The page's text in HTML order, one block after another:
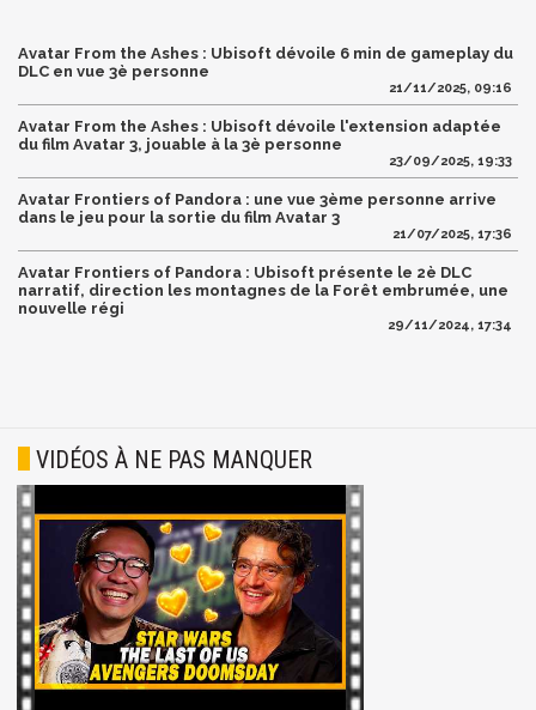
Avatar From the Ashes : Ubisoft dévoile 6 min de gameplay du
DLC en vue 3è personne
21/11/2025, 09:16
Avatar From the Ashes : Ubisoft dévoile l'extension adaptée
du film Avatar 3, jouable à la 3è personne
23/09/2025, 19:33
Avatar Frontiers of Pandora : une vue 3ème personne arrive
dans le jeu pour la sortie du film Avatar 3
21/07/2025, 17:36
Avatar Frontiers of Pandora : Ubisoft présente le 2è DLC
narratif, direction les montagnes de la Forêt embrumée, une
nouvelle régi
29/11/2024, 17:34
VIDÉOS À NE PAS MANQUER